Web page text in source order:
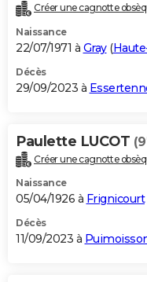
Créer une cagnotte
Naissance
22/07/1971 à Gray(
Décès
29/09/2023 à
Paulette LUCOT
Créer une cagnotte
Naissance
05/04/1926 à Frignicourt
Décès
11/09/2023 à